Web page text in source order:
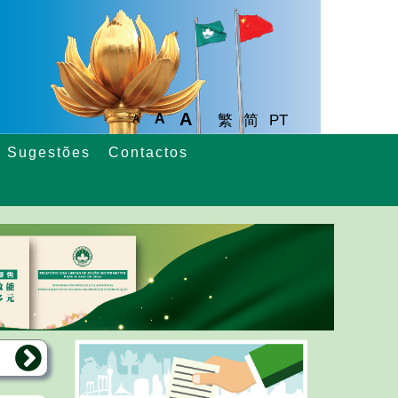
A A A 繁 简 PT
Sugestões Contactos
6 de Junho de 2026 Realizada a 1.ª sessão de
consulta sobre o 3.º Plano Quinquenal de